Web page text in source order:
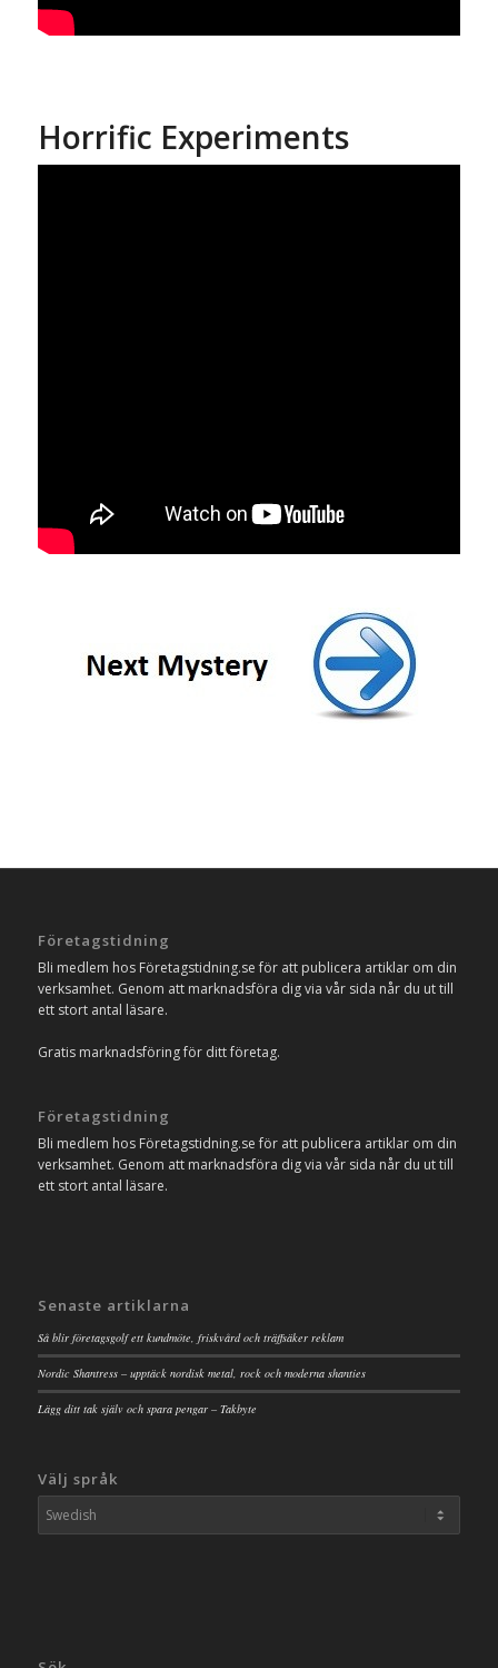
Horrific Experiments
Företagstidning
Bli medlem hos Företagstidning.se för att publicera artiklar om din
verksamhet. Genom att marknadsföra dig via vår sida når du ut till
ett stort antal läsare.
Gratis marknadsföring för ditt företag.
Företagstidning
Bli medlem hos Företagstidning.se för att publicera artiklar om din
verksamhet. Genom att marknadsföra dig via vår sida når du ut till
ett stort antal läsare.
Senaste artiklarna
Så blir företagsgolf ett kundmöte, friskvård och träffsäker reklam
Nordic Shantress – upptäck nordisk metal, rock och moderna shanties
Lägg ditt tak själv och spara pengar – Takbyte
Välj språk